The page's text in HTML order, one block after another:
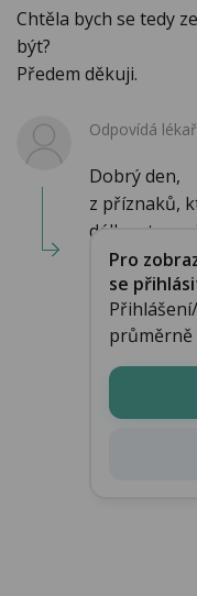
Chtěla bych se tedy
být?
Předem děkuji.
Odpovídá
Dobrý den,
z příznaků,
dálku
Pro
se
průměrně